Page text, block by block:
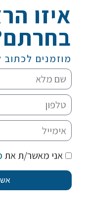
איזו
מוזמנים
אני מאשר/ת את